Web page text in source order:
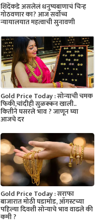
शिंदेंकडे असलेलं धनुष्यबाणाचं चिन्ह
गोठवणार का? आज सर्वोच्च
न्यायालयात महत्वाची सुनावणी
Gold Price Today : सोन्याची चमक
फिकी,चांदीही सुळक्कन खाली..
कितीने घसरले भाव ? जाणून घ्या
आजचे दर
Gold Price Today : सराफा
बाजारात मोठी घडामोड, ऑगस्टच्या
पहिल्या दिवशी सोन्याचे भाव वाढले की
कमी ?